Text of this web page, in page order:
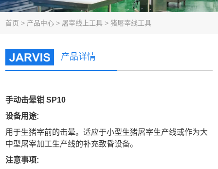
首页 > 产品中心 > 屠宰线上工具 >猪屠宰线工具
产品详情
手动击晕钳 SP10
设备用途:
用于生猪宰前的击晕。适应于小型生猪屠宰生产线或作为大
中型屠宰加工生产线的补充致昏设备。
注意事项: